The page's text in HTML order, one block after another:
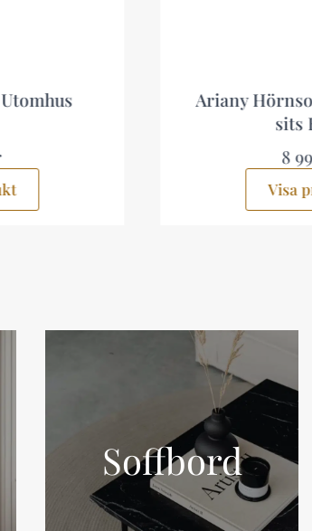
Ariany Hörnsoffa Utomhus 5-
Soffbord